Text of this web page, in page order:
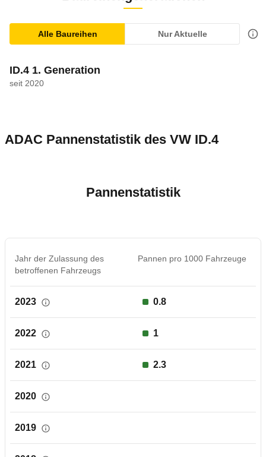
Alle Baureihen Nur Aktuelle
ID.4 1. Generation
seit 2020
ADAC Pannenstatistik des VW ID.4
Pannenstatistik
Jahr der Zulassung des
betroffenen Fahrzeugs
Pannen pro 1000 Fahrzeuge
2023 0.8
2022 1
2021 2.3
2020
2019